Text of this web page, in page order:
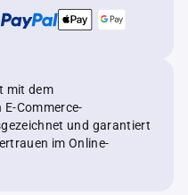
mit dem
Commerce-
und garantiert
im Online-